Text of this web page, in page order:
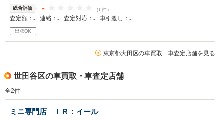
総合評価 - （6件）
査定額： - 連絡： - 査定対応： - 車引渡し： -
出張OK
東京都大田区の車買取・車査定店舗を見る
世田谷区の車買取・車査定店舗
全2件
ミニ専門店 ｉＲ：イール